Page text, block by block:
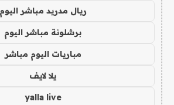
ريال مدريد مباشر اليوم
برشلونة مباشر اليوم
مباريات اليوم مباشر
يلا لايف
yalla live